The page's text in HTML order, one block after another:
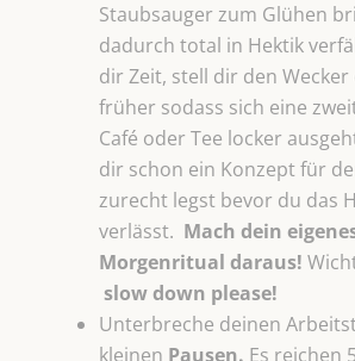
Staubsauger zum Glühen
dadurch total in Hektik
dir Zeit, stell dir den Wecker
früher sodass sich eine
Café oder Tee locker
dir schon ein Konzept für
zurecht legst bevor du das
verlässt. Mach dein
Morgenritual daraus!
slow down please!
Unterbreche deinen
kleinen Pausen. Es reichen